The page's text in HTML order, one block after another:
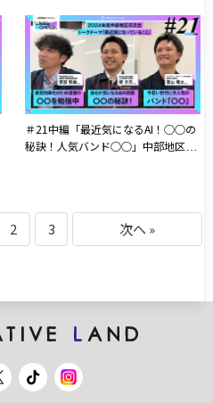
科学展』について科学館職員の方と
対談!
＃21中編「最近気になるAI！○○の
秘訣！人気バンド○○」中部地区交
2 3 次へ »